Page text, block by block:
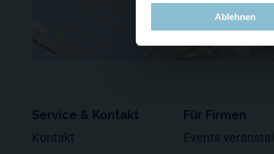
Ablehnen
Service & Kontakt
Kontakt
Für Firmen
Events